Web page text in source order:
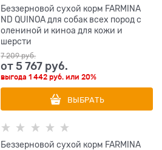
Беззерновой cухой корм FARMINA
ND QUINOA для собак всех пород с
олениной и киноа для кожи и
шерсти
7 209 руб.
от5 767 руб.
выгода1 442 руб. или20%
ВЫБРАТЬ
Беззерновой cухой корм FARMINA